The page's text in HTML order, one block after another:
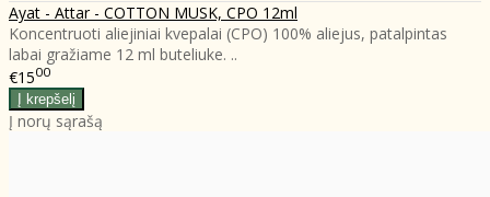
Ayat - Attar - COTTON MUSK, CPO 12ml
Koncentruoti aliejiniai kvepalai (CPO) 100% aliejus, patalpintas
labai gražiame 12 ml buteliuke. ..
€1500
Į norų sąrašą